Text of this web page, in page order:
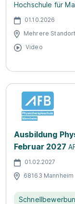
Hochschule für
01.10.2026
Mehrere
Video
Ausbildung
Februar 2027
01.02.2027
68163 Mannheim